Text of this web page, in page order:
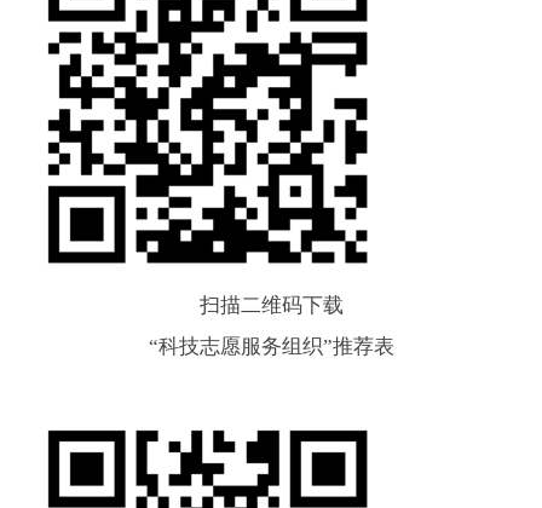
扫描二维码下载
“科技志愿服务组织”推荐表